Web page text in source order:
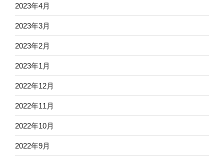
2023年4月
2023年3月
2023年2月
2023年1月
2022年12月
2022年11月
2022年10月
2022年9月